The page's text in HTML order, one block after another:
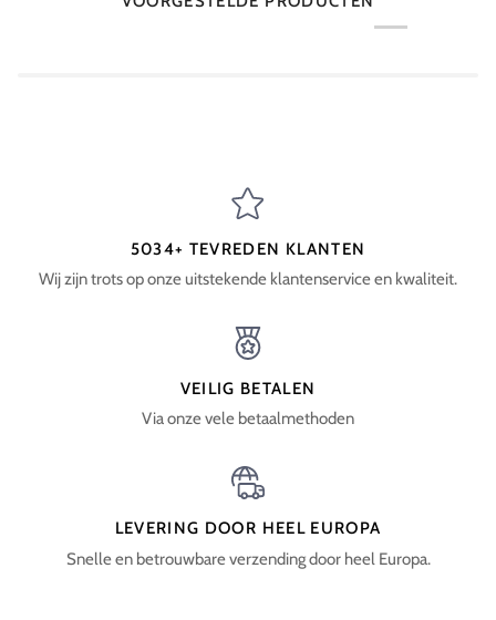
5034+ TEVREDEN KLANTEN
Wij zijn trots op onze uitstekende klantenservice en kwaliteit.
VEILIG BETALEN
Via onze vele betaalmethoden
LEVERING DOOR HEEL EUROPA
Snelle en betrouwbare verzending door heel Europa.